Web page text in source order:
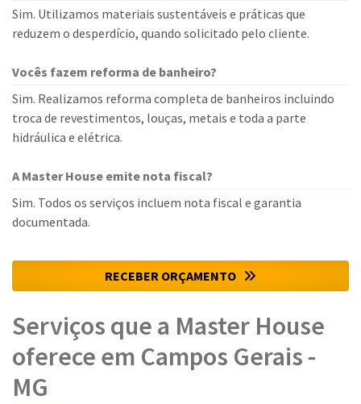
Sim. Utilizamos materiais sustentáveis e práticas que
reduzem o desperdício, quando solicitado pelo cliente.
Vocês fazem reforma de banheiro?
Sim. Realizamos reforma completa de banheiros incluindo
troca de revestimentos, louças, metais e toda a parte
hidráulica e elétrica.
A Master House emite nota fiscal?
Sim. Todos os serviços incluem nota fiscal e garantia
documentada.
RECEBER ORÇAMENTO
Serviços que a Master House
oferece em Campos Gerais -
MG